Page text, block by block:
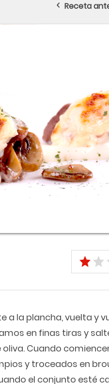
a la plancha, vuelta y
en finas tiras y
Cuando
y troceados en
el conjunto esté
Receta